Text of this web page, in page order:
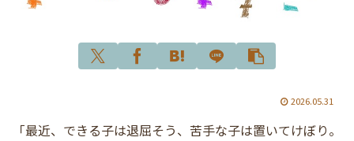
2026.05.31
「最近、できる子は退屈そう、苦手な子は置いてけぼり。